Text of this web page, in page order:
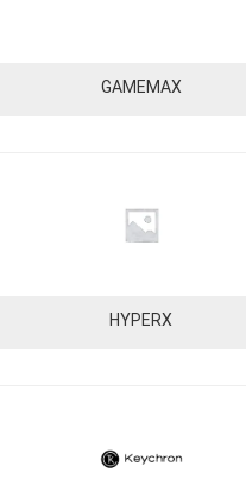
GAMEMAX
HYPERX